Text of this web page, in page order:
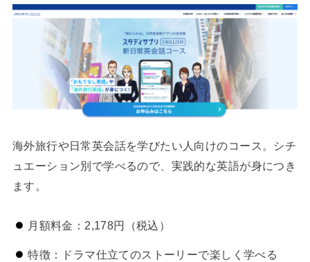
海外旅行や日常英会話を学びたい人向けのコース。シチ
ュエーション別で学べるので、実践的な英語が身につき
ます。
月額料金：2,178円（税込）
特徴：ドラマ仕立てのストーリーで楽しく学べる